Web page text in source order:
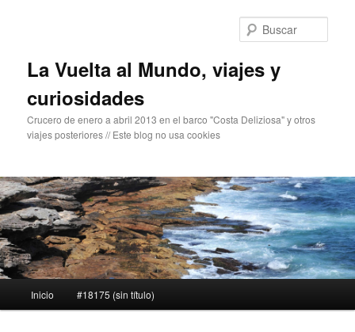
La Vuelta al Mundo, viajes y
curiosidades
Crucero de enero a abril 2013 en el barco "Costa Deliziosa" y otros
viajes posteriores // Este blog no usa cookies
principal
Inicio #18175 (sin título)